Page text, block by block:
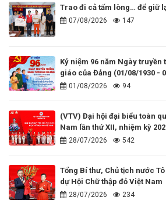
Trao đi cả tấm lòng… để giữ
07/08/2026 147
Kỷ niệm 96 năm Ngày truyền
giáo của Đảng (01/08/1930 -
01/08/2026 94
(VTV) Đại hội đại biểu toàn
Nam lần thứ XII, nhiệm kỳ
28/07/2026 542
Tổng Bí thư, Chủ tịch nước
dự Hội Chữ thập đỏ Việt Nam
28/07/2026 234